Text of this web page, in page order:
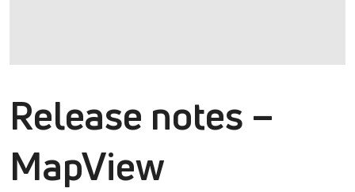
Release notes –
MapView